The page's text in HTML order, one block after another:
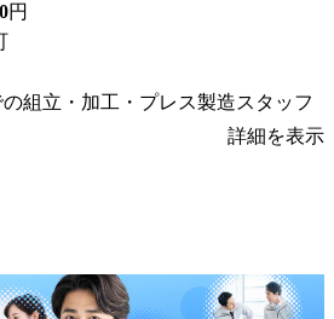
円
組立・加工・プレス製造スタッフ
詳細を表示